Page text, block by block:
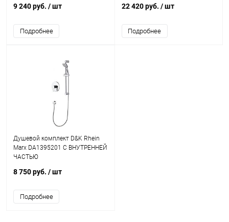
9 240 руб. / шт
Подробнее
22 420 руб. / шт
Подробнее
Душевой комплект D&K Rhein
Marx DA1395201 С ВНУТРЕННЕЙ
ЧАСТЬЮ
8 750 руб. / шт
Подробнее